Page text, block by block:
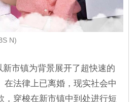
N)
市镇为背景展开了超快速的
法律上已离婚，现实社会中
，穿梭在新市镇中到处进行短